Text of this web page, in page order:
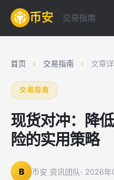
币安 交易指南
首页 › 交易指南 › 文章
交易指南
现货对冲：降
险的实用策略
B 币安 资讯团队· 2026